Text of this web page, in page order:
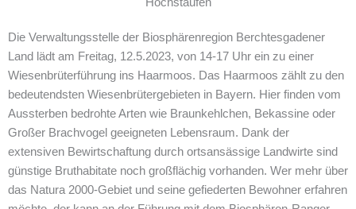
Die Verwaltungsstelle der Biosphärenregion Berchtesgadener
Land lädt am Freitag, 12.5.2023, von 14-17 Uhr ein zu einer
Wiesenbrüterführung ins Haarmoos. Das Haarmoos zählt zu den
bedeutendsten Wiesenbrütergebieten in Bayern. Hier finden vom
Aussterben bedrohte Arten wie Braunkehlchen, Bekassine oder
Großer Brachvogel geeigneten Lebensraum. Dank der
extensiven Bewirtschaftung durch ortsansässige Landwirte sind
günstige Bruthabitate noch großflächig vorhanden. Wer mehr über
das Natura 2000-Gebiet und seine gefiederten Bewohner erfahren